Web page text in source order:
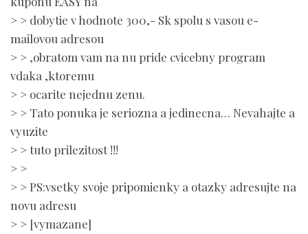
> > dobytie v hodnote 300,- Sk spolu s vasou e-
mailovou adresou
> > ,obratom vam na nu pride cvicebny program
vdaka ,ktoremu
> > ocarite nejednu zenu.
> > Tato ponuka je seriozna a jedinecna… Nevahajte a
vyuzite
> > tuto prilezitost !!!
> >
> > PS:vsetky svoje pripomienky a otazky adresujte na
novu adresu
> > [vymazane]